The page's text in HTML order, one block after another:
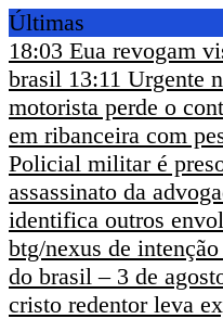
Últimas
18:03 Eua revogam
brasil 13:11 Urgente
motorista perde o
em ribanceira com
Policial militar é
assassinato da
identifica outros
btg/nexus de
do brasil – 3 de
cristo redentor leva